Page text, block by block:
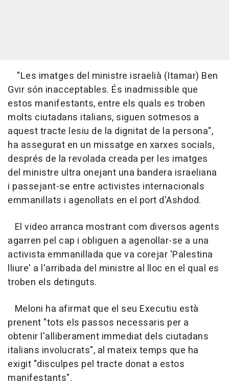
"Les imatges del ministre israelià (Itamar) Ben
Gvir són inacceptables. És inadmissible que
estos manifestants, entre els quals es troben
molts ciutadans italians, siguen sotmesos a
aquest tracte lesiu de la dignitat de la persona",
ha assegurat en un missatge en xarxes socials,
després de la revolada creada per les imatges
del ministre ultra onejant una bandera israeliana
i passejant-se entre activistes internacionals
emmanillats i agenollats en el port d'Ashdod.
El video arranca mostrant com diversos agents
agarren pel cap i obliguen a agenollar-se a una
activista emmanillada que va corejar 'Palestina
lliure' a l'arribada del ministre al lloc en el qual es
troben els detinguts.
Meloni ha afirmat que el seu Executiu està
prenent "tots els passos necessaris per a
obtenir l'alliberament immediat dels ciutadans
italians involucrats", al mateix temps que ha
exigit "disculpes pel tracte donat a estos
manifestants".